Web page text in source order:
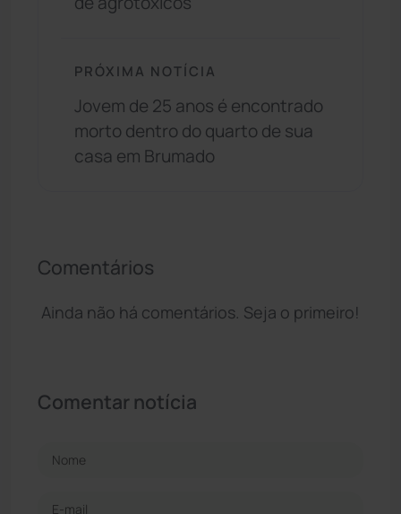
PRÓXIMA NOTÍCIA
Jovem de 25 anos é encontrado
morto dentro do quarto de sua
casa em Brumado
Comentários
Ainda não há comentários. Seja o primeiro!
Comentar notícia